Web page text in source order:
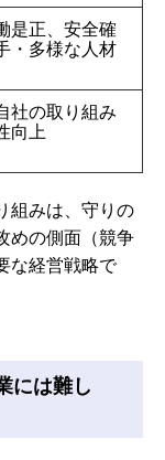
是正、安全確
・多様な人材
社の取り組み
向上
組みは、守りの
めの側面（競争
な経営戦略で
には難し